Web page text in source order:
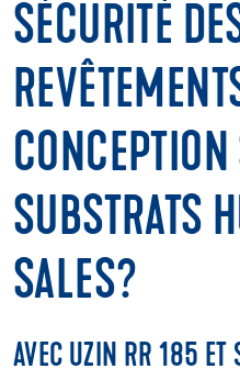
SÉCURITÉ
SUBSTRATS
SALES?
AVEC UZIN RR 185 ET